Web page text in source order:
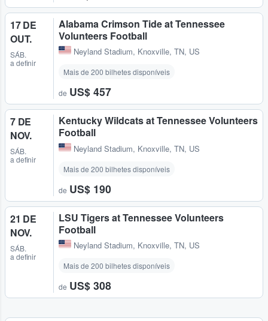
17 DE
OUT.
SÁB.
a definir
Alabama Crimson Tide at Tennessee
Volunteers Football
Neyland Stadium, Knoxville, TN, US
Mais de 200 bilhetes disponíveis
de US$ 457
7 DE
NOV.
SÁB.
a definir
Kentucky Wildcats at Tennessee Volunteers
Football
Neyland Stadium, Knoxville, TN, US
Mais de 200 bilhetes disponíveis
de US$ 190
21 DE
NOV.
SÁB.
a definir
LSU Tigers at Tennessee Volunteers
Football
Neyland Stadium, Knoxville, TN, US
Mais de 200 bilhetes disponíveis
de US$ 308